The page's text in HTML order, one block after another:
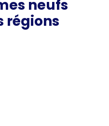
neufs
régions